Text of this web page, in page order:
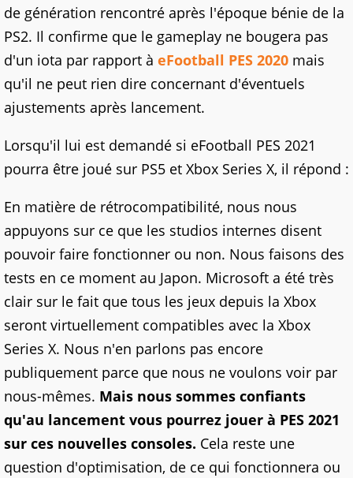
de génération rencontré après l'époque bénie de la
PS2. Il confirme que le gameplay ne bougera pas
d'un iota par rapport à eFootball PES 2020 mais
qu'il ne peut rien dire concernant d'éventuels
ajustements après lancement.
Lorsqu'il lui est demandé si eFootball PES 2021
pourra être joué sur PS5 et Xbox Series X, il répond :
En matière de rétrocompatibilité, nous nous
appuyons sur ce que les studios internes disent
pouvoir faire fonctionner ou non. Nous faisons des
tests en ce moment au Japon. Microsoft a été très
clair sur le fait que tous les jeux depuis la Xbox
seront virtuellement compatibles avec la Xbox
Series X. Nous n'en parlons pas encore
publiquement parce que nous ne voulons voir par
nous-mêmes. Mais nous sommes confiants
qu'au lancement vous pourrez jouer à PES 2021
sur ces nouvelles consoles. Cela reste une
question d'optimisation, de ce qui fonctionnera ou